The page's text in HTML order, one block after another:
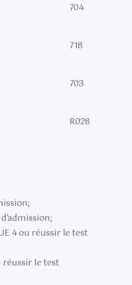
704
718
703
R028
4 ou réussir le test
réussir le test